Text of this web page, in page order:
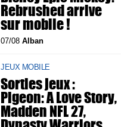
Rebrushed arrive
sur mobile !
07/08Alban
JEUX MOBILE
Sorties jeux :
Pigeon: A Love Story,
Madden NFL 27,